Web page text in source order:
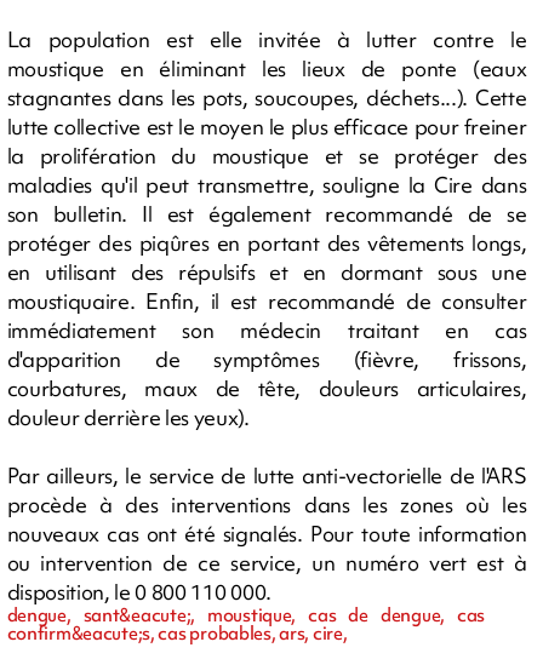
La population est elle invitée à lutter contre le
moustique en éliminant les lieux de ponte (eaux
stagnantes dans les pots, soucoupes, déchets...). Cette
lutte collective est le moyen le plus efficace pour freiner
la prolifération du moustique et se protéger des
maladies qu'il peut transmettre, souligne la Cire dans
son bulletin. Il est également recommandé de se
protéger des piqûres en portant des vêtements longs,
en utilisant des répulsifs et en dormant sous une
moustiquaire. Enfin, il est recommandé de consulter
immédiatement son médecin traitant en cas
d'apparition de symptômes (fièvre, frissons,
courbatures, maux de tête, douleurs articulaires,
douleur derrière les yeux).
Par ailleurs, le service de lutte anti-vectorielle de l'ARS
procède à des interventions dans les zones où les
nouveaux cas ont été signalés. Pour toute information
ou intervention de ce service, un numéro vert est à
disposition, le 0 800 110 000.
dengue, sant&eacute;, moustique, cas de dengue, cas
confirm&eacute;s, cas probables, ars, cire,